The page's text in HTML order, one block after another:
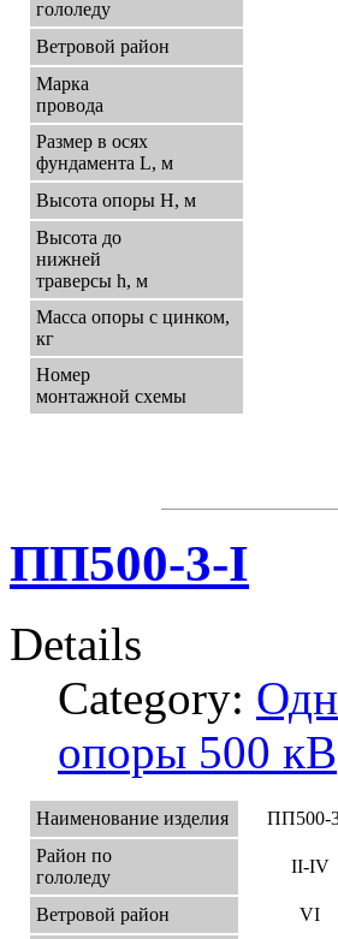
гололеду
Ветровой район
Марка
провода
Размер в осях
фундамента L, м
Высота опоры Н, м
Высота до
нижней
траверсы h, м
Масса опоры с цинком,
кг
Номер
монтажной схемы
ПП500-3-I
Details
Category:
опоры 500 кВ
Наименование изделия ПП500-
Район по
гололеду
II-IV
Ветровой район VI